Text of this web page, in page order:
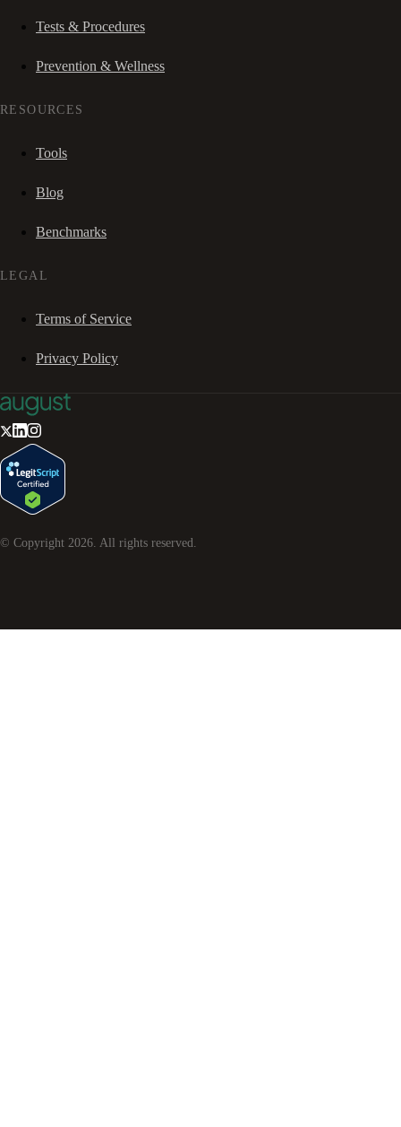
Tests & Procedures
Prevention & Wellness
RESOURCES
Tools
Blog
Benchmarks
LEGAL
Terms of Service
Privacy Policy
© Copyright 2026 . All rights reserved.